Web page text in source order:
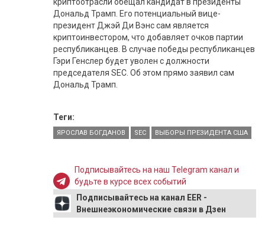
Дональд Трамп. Его потенциальный вице-
президент Джэй Ди Вэнс сам является
криптоинвестором, что добавляет очков партии
республиканцев. В случае победы республиканцев
Гэри Генслер будет уволен с должности
председателя SEC. Об этом прямо заявил сам
Дональд Трамп.
Теги:
ЯРОСЛАВ БОГДАНОВ SEC ВЫБОРЫ ПРЕЗИДЕНТА США
Подписывайтесь на наш Telegram канал и
будьте в курсе всех событий
Подписывайтесь на канал EER -
Внешнеэкономические связи в Дзен